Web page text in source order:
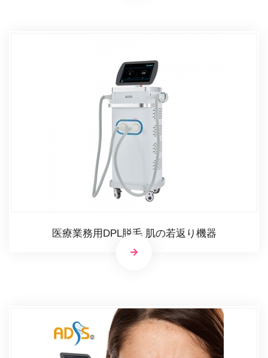
医療業務用DPL脱毛 肌の若返り機器